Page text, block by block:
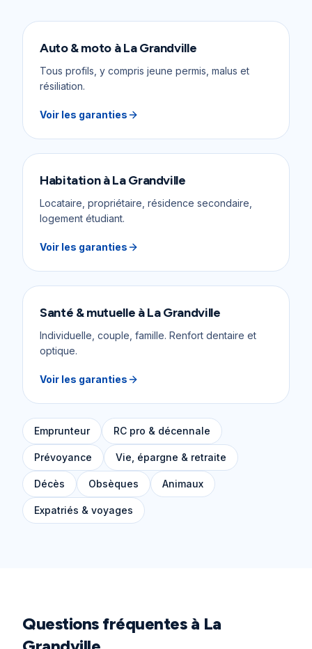
Auto & moto àLa Grandville
Tous profils, y compris jeune permis, malus et
résiliation.
Voir les garanties
HabitationàLa Grandville
Locataire, propriétaire, résidence secondaire,
logement étudiant.
Voir les garanties
Santé & mutuelle àLa Grandville
Individuelle, couple, famille. Renfort dentaire et
optique.
Voir les garanties
Emprunteur RC pro & décennale
Prévoyance Vie, épargne & retraite
Décès Obsèques Animaux
Expatriés & voyages
Questions fréquentes à La